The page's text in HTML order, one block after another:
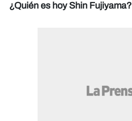
¿Quién es hoy Shin Fujiyama?